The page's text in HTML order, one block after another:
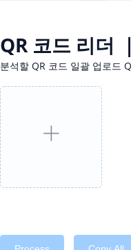
QR 코드 리더
분석할 QR 코드 일괄 업로드